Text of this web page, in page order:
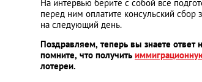
На интервью берите с собой все
перед ним оплатите консульский
на следующий день.
Поздравляем, теперь вы знаете ответ
помните, что получить
лотереи.